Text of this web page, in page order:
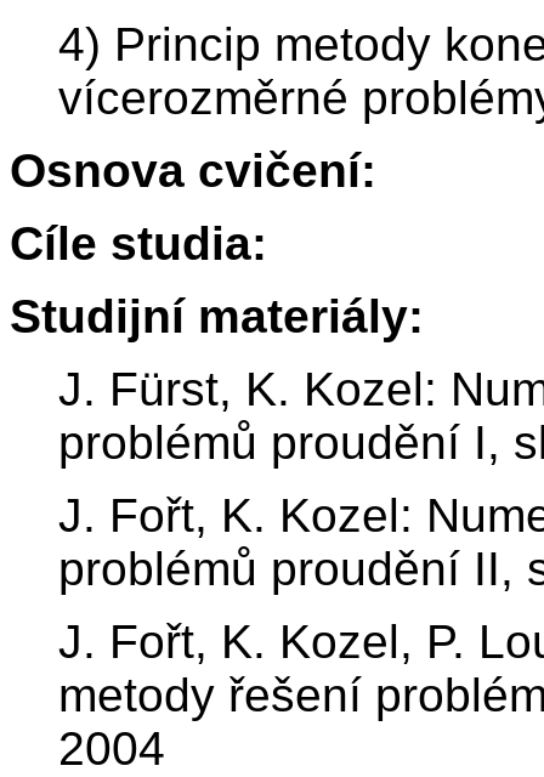
4) Princip metody
vícerozměrné
Osnova cvičení:
Cíle studia:
Studijní materiály:
J. Fürst, K. Kozel:
problémů proudění I,
J. Fořt, K. Kozel:
problémů proudění II,
J. Fořt, K. Kozel, P.
metody řešení
2004